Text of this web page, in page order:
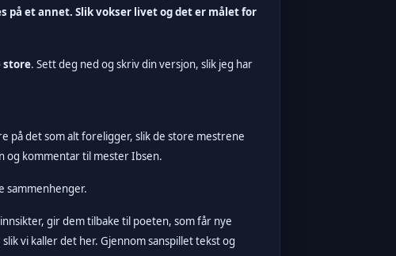
et annet. Slik vokser livet og det er målet for
store. Sett deg ned og skriv din versjon, slik jeg har
på det som alt foreligger, slik de store mestrene
og kommentar til mester Ibsen.
sammenhenger.
gir dem tilbake til poeten, som får nye
vi kaller det her. Gjennom sanspillet tekst og